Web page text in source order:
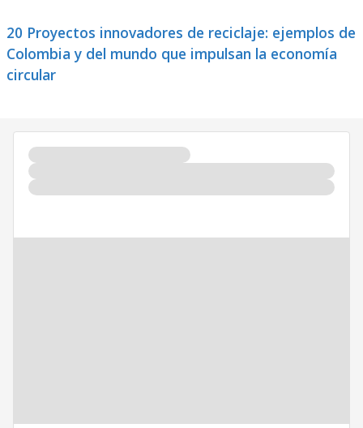
20 Proyectos innovadores de reciclaje: ejemplos de
Colombia y del mundo que impulsan la economía
circular